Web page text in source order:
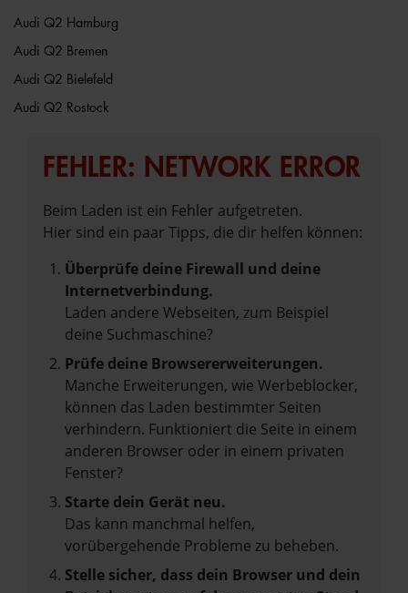
Audi Q2 Hamburg
Audi Q2 Bremen
Audi Q2 Bielefeld
Audi Q2 Rostock
FEHLER: NETWORK ERROR
Beim Laden ist ein Fehler aufgetreten.
Hier sind ein paar Tipps, die dir helfen können:
Überprüfe deine Firewall und deine
Internetverbindung.
Laden andere Webseiten, zum Beispiel
deine Suchmaschine?
Prüfe deine Browsererweiterungen.
Manche Erweiterungen, wie Werbeblocker,
können das Laden bestimmter Seiten
verhindern. Funktioniert die Seite in einem
anderen Browser oder in einem privaten
Fenster?
Starte dein Gerät neu.
Das kann manchmal helfen,
vorübergehende Probleme zu beheben.
Stelle sicher, dass dein Browser und dein